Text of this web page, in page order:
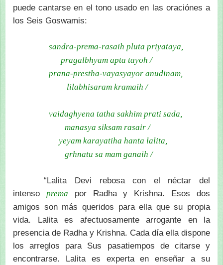
puede cantarse en el tono usado en las oraciónes a
los Seis Goswamis:
sandra-prema-rasaih pluta priyataya,
pragalbhyam apta tayoh /
prana-prestha-vayasyayor anudinam,
lilabhisaram kramaih /
vaidaghyena tatha sakhim prati sada,
manasya siksam rasair /
yeyam karayatiha hanta lalita,
grhnatu sa mam ganaih /
“Lalita Devi rebosa con el néctar del
intenso prema por Radha y Krishna. Esos dos
amigos son más queridos para ella que su propia
vida. Lalita es afectuosamente arrogante en la
presencia de Radha y Krishna. Cada día ella dispone
los arreglos para Sus pasatiempos de citarse y
encontrarse. Lalita es experta en enseñar a su